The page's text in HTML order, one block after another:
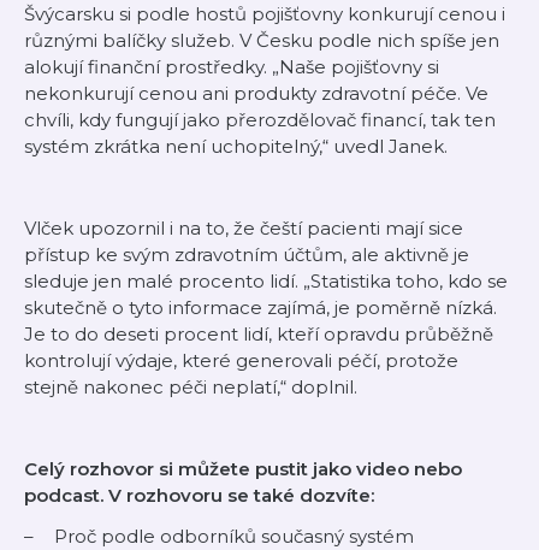
Švýcarsku si podle hostů pojišťovny konkurují cenou i
různými balíčky služeb. V Česku podle nich spíše jen
alokují finanční prostředky. „Naše pojišťovny si
nekonkurují cenou ani produkty zdravotní péče. Ve
chvíli, kdy fungují jako přerozdělovač financí, tak ten
systém zkrátka není uchopitelný,“ uvedl Janek.
Vlček upozornil i na to, že čeští pacienti mají sice
přístup ke svým zdravotním účtům, ale aktivně je
sleduje jen malé procento lidí. „Statistika toho, kdo se
skutečně o tyto informace zajímá, je poměrně nízká.
Je to do deseti procent lidí, kteří opravdu průběžně
kontrolují výdaje, které generovali péčí, protože
stejně nakonec péči neplatí,“ doplnil.
Celý rozhovor si můžete pustit jako video nebo
podcast. V rozhovoru se také dozvíte:
Proč podle odborníků současný systém